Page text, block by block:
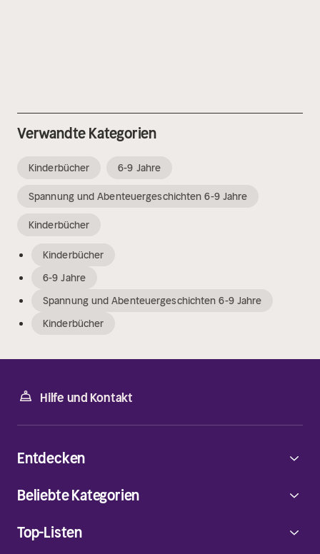
Verwandte Kategorien
Kinderbücher 6-9 Jahre
Spannung und Abenteuergeschichten 6-9 Jahre
Kinderbücher
Kinderbücher
6-9 Jahre
Spannung und Abenteuergeschichten 6-9 Jahre
Kinderbücher
Hilfe und Kontakt
Entdecken
Beliebte Kategorien
Top-Listen